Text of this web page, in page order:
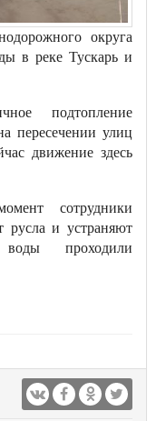
округа
в реке Тускарь и
подтопление
пересечении улиц
движение здесь
сотрудники
русла и устраняют
проходили